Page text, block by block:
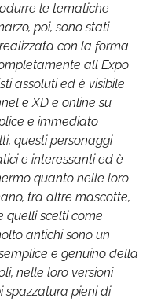
le tematiche
poi, sono stati
con la forma
all Expo
assoluti ed è visibile
e XD e online su
e immediato
questi personaggi
e interessanti ed è
quanto nelle loro
tra altre mascotte,
quelli scelti come
antichi sono un
e genuino della
nelle loro versioni
spazzatura pieni di